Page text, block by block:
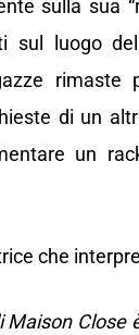
sulla sua
sul luogo
di un
un
che
Maison